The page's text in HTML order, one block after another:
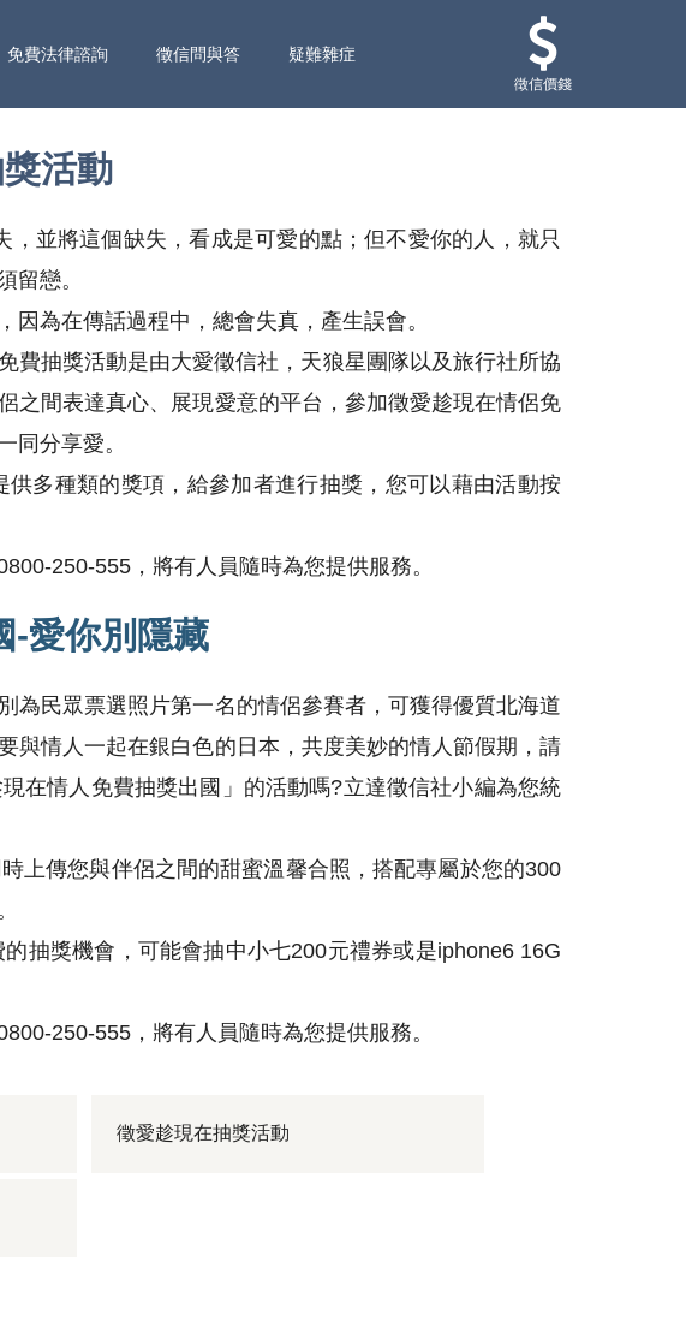
免費法律諮詢 徵信問與答 疑難雜症
徵信價錢
活動
並將這個缺失，看成是可愛的點；但不愛你的人，就只
留戀。
為在傳話過程中，總會失真，產生誤會。
費抽獎活動是由大愛徵信社，天狼星團隊以及旅行社所協
之間表達真心、展現愛意的平台，參加徵愛趁現在情侶免
同分享愛。
多種類的獎項，給參加者進行抽獎，您可以藉由活動按
250-555，將有人員隨時為您提供服務。
-愛你別隱藏
為民眾票選照片第一名的情侶參賽者，可獲得優質北海道
與情人一起在銀白色的日本，共度美妙的情人節假期，請
在情人免費抽獎出國」的活動嗎?立達徵信社小編為您統
上傳您與伴侶之間的甜蜜溫馨合照，搭配專屬於您的300
抽獎機會，可能會抽中小七200元禮券或是iphone6 16G
250-555，將有人員隨時為您提供服務。
徵愛趁現在抽獎活動